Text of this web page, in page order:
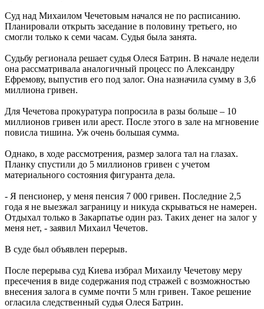
Суд над Михаилом Чечетовым начался не по расписанию.
Планировали открыть заседание в половину третьего, но
смогли только к семи часам. Судья была занята.
Судьбу регионала решает судья Олеся Батрин. В начале недели
она рассматривала аналогичный процесс по Александру
Ефремову, выпустив его под залог. Она назначила сумму в 3,6
миллиона гривен.
Для Чечетова прокуратура попросила в разы больше – 10
миллионов гривен или арест. После этого в зале на мгновение
повисла тишина. Уж очень большая сумма.
Однако, в ходе рассмотрения, размер залога тал на глазах.
Планку спустили до 5 миллионов гривен с учетом
материального состояния фигуранта дела.
- Я пенсионер, у меня пенсия 7 000 гривен. Последние 2,5
года я не выезжал заграницу и никуда скрываться не намерен.
Отдыхал только в Закарпатье один раз. Таких денег на залог у
меня нет, - заявил Михаил Чечетов.
В суде был объявлен перерыв.
После перерыва суд Киева избрал Михаилу Чечетову меру
пресечения в виде содержания под стражей с возможностью
внесения залога в сумме почти 5 млн гривен. Такое решение
огласила следственный судья Олеся Батрин.